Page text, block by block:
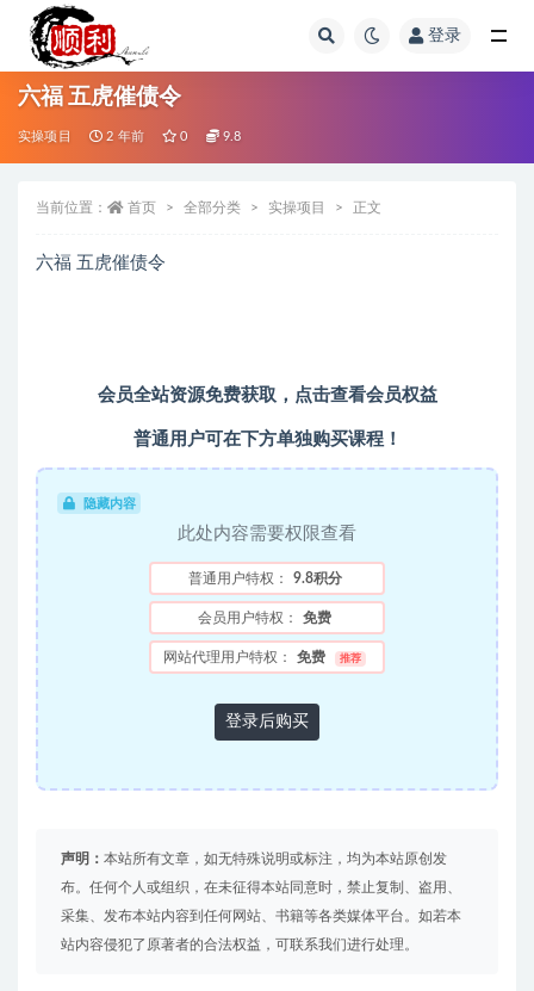
登录
六福 五虎催债令
实操项目 2 年前 0 9.8
当前位置： 首页 全部分类 实操项目 正文
六福 五虎催债令
会员全站资源免费获取， 点击查看会员权益
普通用户可在下方单独购买课程！
隐藏内容
此处内容需要权限查看
普通用户特权： 9.8积分
会员用户特权： 免费
网站代理用户特权： 免费 推荐
登录后购买
声明： 本站所有文章，如无特殊说明或标注，均为本站原创发
布。任何个人或组织，在未征得本站同意时，禁止复制、盗用、
采集、发布本站内容到任何网站、书籍等各类媒体平台。如若本
站内容侵犯了原著者的合法权益，可联系我们进行处理。
全部